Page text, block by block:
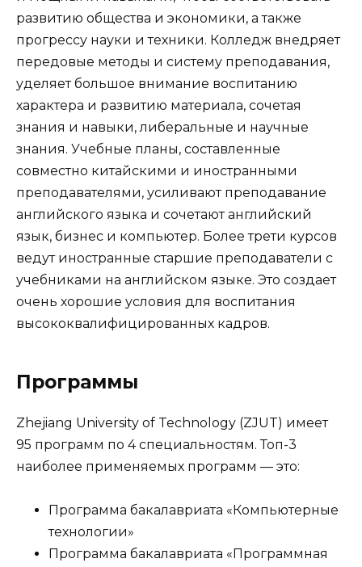
развитию общества и экономики, а также
прогрессу науки и техники. Колледж внедряет
передовые методы и систему преподавания,
уделяет большое внимание воспитанию
характера и развитию материала, сочетая
знания и навыки, либеральные и научные
знания. Учебные планы, составленные
совместно китайскими и иностранными
преподавателями, усиливают преподавание
английского языка и сочетают английский
язык, бизнес и компьютер. Более трети курсов
ведут иностранные старшие преподаватели с
учебниками на английском языке. Это создает
очень хорошие условия для воспитания
высококвалифицированных кадров.
Программы
Zhejiang University of Technology (ZJUT) имеет
95 программ по 4 специальностям. Топ-3
наиболее применяемых программ — это:
Программа бакалавриата «Компьютерные
технологии»
Программа бакалавриата «Программная